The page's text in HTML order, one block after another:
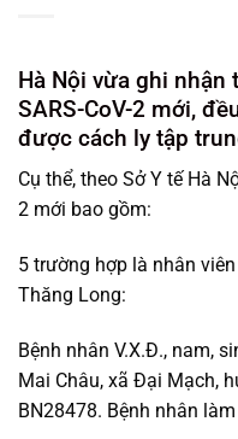
Hà Nội vừa ghi
SARS-CoV-2 mới,
được cách ly tập
Cụ thể, theo Sở Y tế Hà
2 mới bao gồm:
5 trường hợp là nhân
Thăng Long:
Bệnh nhân V.X.Đ., nam,
Mai Châu, xã Đại Mạch,
BN28478. Bệnh nhân